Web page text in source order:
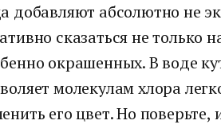
добавляют абсолютно не
сказаться не только
окрашенных. В воде
молекулам хлора
его цвет. Но